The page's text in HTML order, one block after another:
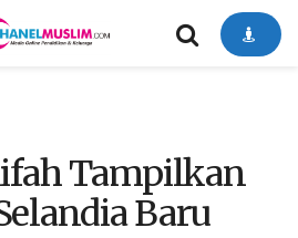
Tampilkan
Baru